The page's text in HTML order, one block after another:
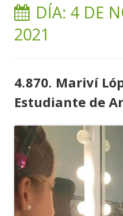
DÍA: 4 DE
2021
4.870. Mariví
Estudiante de